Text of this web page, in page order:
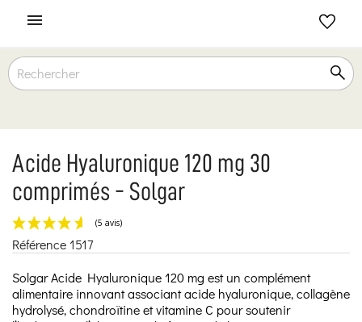

Acide Hyaluronique 120 mg 30
comprimés - Solgar
Référence1517
Solgar Acide Hyaluronique 120 mg est un complément
alimentaire innovant associant acide hyaluronique, collagène
hydrolysé, chondroïtine et vitamine C pour soutenir